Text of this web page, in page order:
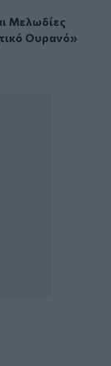
τον Κρητικό
Μελωδίες
Μελωδίες
Ουρανό»